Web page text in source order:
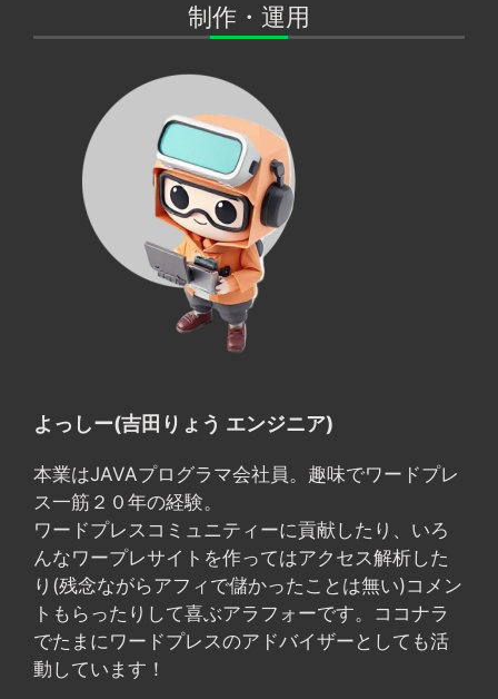
制作・運用
よっしー(吉田りょう エンジニア)
本業はJAVAプログラマ会社員。趣味でワードプレ
ス一筋２０年の経験。
ワードプレスコミュニティーに貢献したり、いろ
んなワープレサイトを作ってはアクセス解析した
り(残念ながらアフィで儲かったことは無い)コメン
トもらったりして喜ぶアラフォーです。ココナラ
でたまにワードプレスのアドバイザーとしても活
動しています！